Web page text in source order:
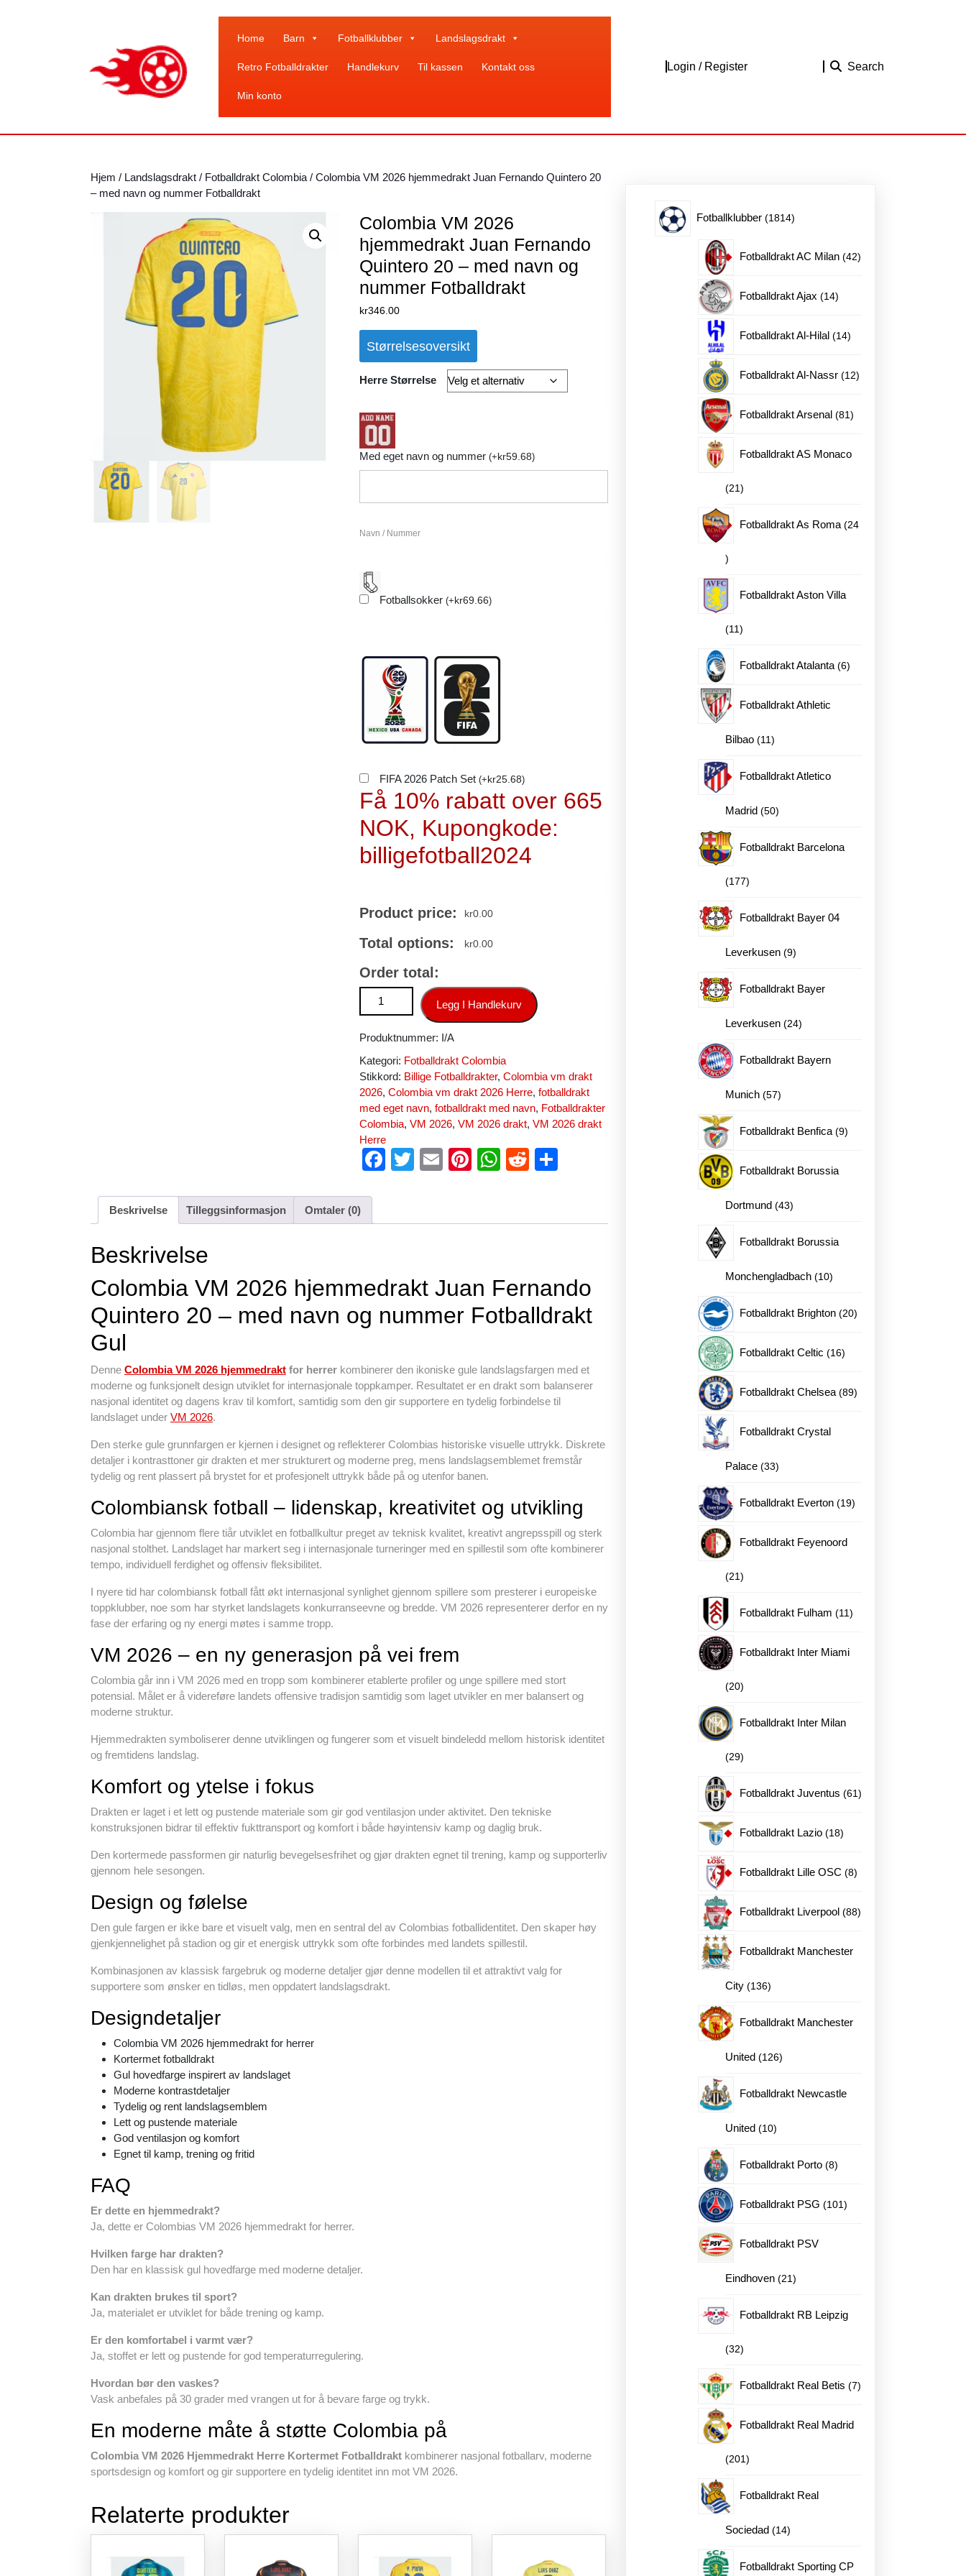
Home Barn Fotballklubber Landslagsdrakt
Retro Fotballdrakter Handlekurv Til kassen Kontakt oss
Min konto
Login / RegisterLogin
Search
Hjem / Landslagsdrakt / Fotballdrakt Colombia / Colombia VM 2026 hjemmedrakt Juan Fernando Quintero 20
– med navn og nummer Fotballdrakt
Colombia VM 2026
hjemmedrakt Juan Fernando
Quintero 20 – med navn og
nummer Fotballdrakt
kr346.00
Størrelsesoversikt
Herre Størrelse
Med eget navn og nummer(+kr59.68)
Navn / Nummer
Fotballsokker(+kr69.66)
FIFA 2026 Patch Set(+kr25.68)
Få 10% rabatt over 665
NOK, Kupongkode:
billigefotball2024
Product price: kr0.00
Total options: kr0.00
Order total:
Colombia VM 2026 hjemmedrakt Juan Fernando Quintero 20 – med navn og nummer Fotballdrakt antall
Legg I Handlekurv
Produktnummer: I/A
Kategori: Fotballdrakt Colombia
Stikkord: Billige Fotballdrakter,Colombia vm drakt
2026,Colombia vm drakt 2026 Herre,fotballdrakt
med eget navn,fotballdrakt med navn, Fotballdrakter
Colombia,VM 2026,VM 2026 drakt,VM 2026 drakt
Herre
F
e
o
o
k
T
er
E
Pi
e
W
s
p
p
R
di e
Beskrivelse Tilleggsinformasjon Omtaler (0)
Beskrivelse
Colombia VM 2026 hjemmedrakt Juan Fernando
Quintero 20 – med navn og nummer Fotballdrakt
Gul
Denne Colombia VM 2026 hjemmedrakt for herrer kombinerer den ikoniske gule landslagsfargen med et
moderne og funksjonelt design utviklet for internasjonale toppkamper. Resultatet er en drakt som balanserer
nasjonal identitet og dagens krav til komfort, samtidig som den gir supportere en tydelig forbindelse til
landslaget under VM 2026.
Den sterke gule grunnfargen er kjernen i designet og reflekterer Colombias historiske visuelle uttrykk. Diskrete
detaljer i kontrasttoner gir drakten et mer strukturert og moderne preg, mens landslagsemblemet fremstår
tydelig og rent plassert på brystet for et profesjonelt uttrykk både på og utenfor banen.
Colombiansk fotball – lidenskap, kreativitet og utvikling
Colombia har gjennom flere tiår utviklet en fotballkultur preget av teknisk kvalitet, kreativt angrepsspill og sterk
nasjonal stolthet. Landslaget har markert seg i internasjonale turneringer med en spillestil som ofte kombinerer
tempo, individuell ferdighet og offensiv fleksibilitet.
I nyere tid har colombiansk fotball fått økt internasjonal synlighet gjennom spillere som presterer i europeiske
toppklubber, noe som har styrket landslagets konkurranseevne og bredde. VM 2026 representerer derfor en ny
fase der erfaring og ny energi møtes i samme tropp.
VM 2026 – en ny generasjon på vei frem
Colombia går inn i VM 2026 med en tropp som kombinerer etablerte profiler og unge spillere med stort
potensial. Målet er å videreføre landets offensive tradisjon samtidig som laget utvikler en mer balansert og
moderne struktur.
Hjemmedrakten symboliserer denne utviklingen og fungerer som et visuelt bindeledd mellom historisk identitet
og fremtidens landslag.
Komfort og ytelse i fokus
Drakten er laget i et lett og pustende materiale som gir god ventilasjon under aktivitet. Den tekniske
konstruksjonen bidrar til effektiv fukttransport og komfort i både høyintensiv kamp og daglig bruk.
Den kortermede passformen gir naturlig bevegelsesfrihet og gjør drakten egnet til trening, kamp og supporterliv
gjennom hele sesongen.
Design og følelse
Den gule fargen er ikke bare et visuelt valg, men en sentral del av Colombias fotballidentitet. Den skaper høy
gjenkjennelighet på stadion og gir et energisk uttrykk som ofte forbindes med landets spillestil.
Kombinasjonen av klassisk fargebruk og moderne detaljer gjør denne modellen til et attraktivt valg for
supportere som ønsker en tidløs, men oppdatert landslagsdrakt.
Designdetaljer
Colombia VM 2026 hjemmedrakt for herrer
Kortermet fotballdrakt
Gul hovedfarge inspirert av landslaget
Moderne kontrastdetaljer
Tydelig og rent landslagsemblem
Lett og pustende materiale
God ventilasjon og komfort
Egnet til kamp, trening og fritid
FAQ
Er dette en hjemmedrakt?
Ja, dette er Colombias VM 2026 hjemmedrakt for herrer.
Hvilken farge har drakten?
Den har en klassisk gul hovedfarge med moderne detaljer.
Kan drakten brukes til sport?
Ja, materialet er utviklet for både trening og kamp.
Er den komfortabel i varmt vær?
Ja, stoffet er lett og pustende for god temperaturregulering.
Hvordan bør den vaskes?
Vask anbefales på 30 grader med vrangen ut for å bevare farge og trykk.
En moderne måte å støtte Colombia på
Colombia VM 2026 Hjemmedrakt Herre Kortermet Fotballdrakt kombinerer nasjonal fotballarv, moderne
sportsdesign og komfort og gir supportere en tydelig identitet inn mot VM 2026.
Relaterte produkter
Fotballklubber 18141814
Fotballdrakt AC Milan 4242
Fotballdrakt Ajax 1414
Fotballdrakt Al-Hilal 1414
Fotballdrakt Al-Nassr 1212
Fotballdrakt Arsenal 8181
Fotballdrakt AS Monaco
2121
produkter
Fotballdrakt As Roma 24
24
produkter
Fotballdrakt Aston Villa
1111
produkter
Fotballdrakt Atalanta 66
Fotballdrakt Athletic
Bilbao 1111
Fotballdrakt Atletico
Madrid 5050
Fotballdrakt Barcelona
177177
produkter
Fotballdrakt Bayer 04
Leverkusen 99
Fotballdrakt Bayer
Leverkusen 2424
Fotballdrakt Bayern
Munich 5757
Fotballdrakt Benfica 99
Fotballdrakt Borussia
Dortmund 4343
Fotballdrakt Borussia
Monchengladbach 1010
Fotballdrakt Brighton 2020
Fotballdrakt Celtic 1616
Fotballdrakt Chelsea 8989
Fotballdrakt Crystal
Palace 3333
Fotballdrakt Everton 1919
Fotballdrakt Feyenoord
2121
produkter
Fotballdrakt Fulham 1111
Fotballdrakt Inter Miami
2020
produkter
Fotballdrakt Inter Milan
2929
produkter
Fotballdrakt Juventus 6161
Fotballdrakt Lazio 1818
Fotballdrakt Lille OSC 88
Fotballdrakt Liverpool 8888
Fotballdrakt Manchester
City 136136
Fotballdrakt Manchester
United 126126
Fotballdrakt Newcastle
United 1010
Fotballdrakt Porto 88
Fotballdrakt PSG 101101
Fotballdrakt PSV
Eindhoven 2121
Fotballdrakt RB Leipzig
3232
produkter
Fotballdrakt Real Betis 77
Fotballdrakt Real Madrid
201201
produkter
Fotballdrakt Real
Sociedad 1414
Fotballdrakt Sporting CP